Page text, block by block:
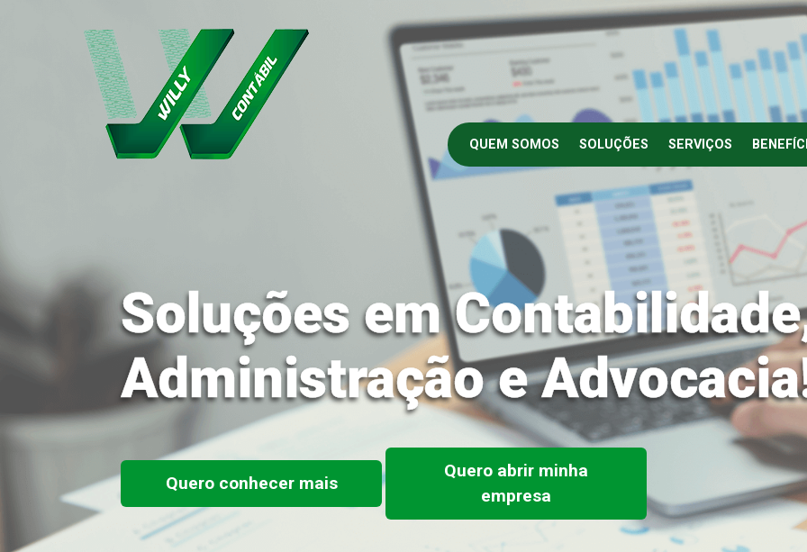
QUEM SOMOS SOLUÇÕES SERVIÇOS
Soluções em
Administração e
Quero conhecer mais
Quero abrir minha
empresa